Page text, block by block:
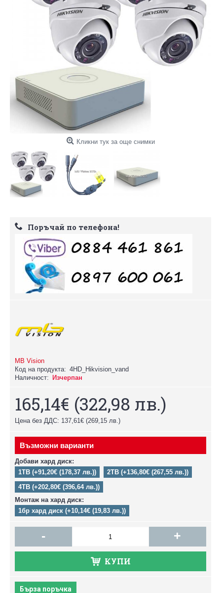
Кликни тук за още снимки
Поръчай по телефона!
MB Vision
Код на продукта: 4HD_Hikvision_vand
Наличност:
Изчерпан
165,14€ (322,98 лв.)
Цена без ДДС: 137,61€ (269,15 лв.)
Възможни варианти
Добави хард диск:
1TB (+91,20€ (178,37 лв.))
2TB (+136,80€ (267,55 лв.))
4TB (+202,80€ (396,64 лв.))
Монтаж на хард диск:
1бр хард диск (+10,14€ (19,83 лв.))
- +
КУПИ
Бърза поръчка